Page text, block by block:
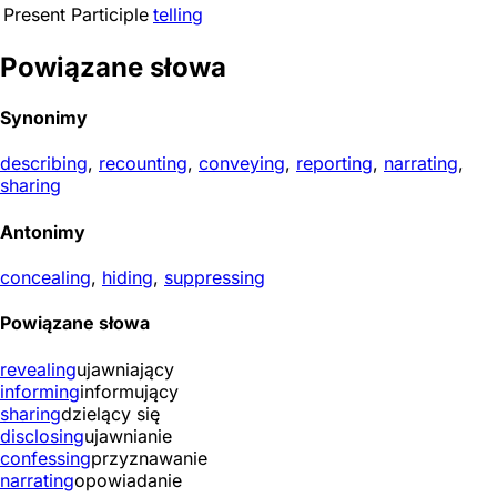
Present Participle telling
Powiązane słowa
Synonimy
describing, recounting, conveying, reporting, narrating,
sharing
Antonimy
concealing, hiding, suppressing
Powiązane słowa
revealingujawniający
informinginformujący
sharingdzielący się
disclosingujawnianie
confessingprzyznawanie
narratingopowiadanie